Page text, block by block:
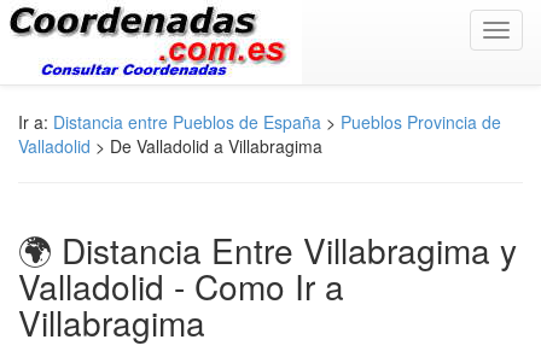
Ir a: Distancia entre Pueblos de España > Pueblos Provincia de
Valladolid > De Valladolid a Villabragima
🌍 Distancia Entre Villabragima y
Valladolid - Como Ir a
Villabragima